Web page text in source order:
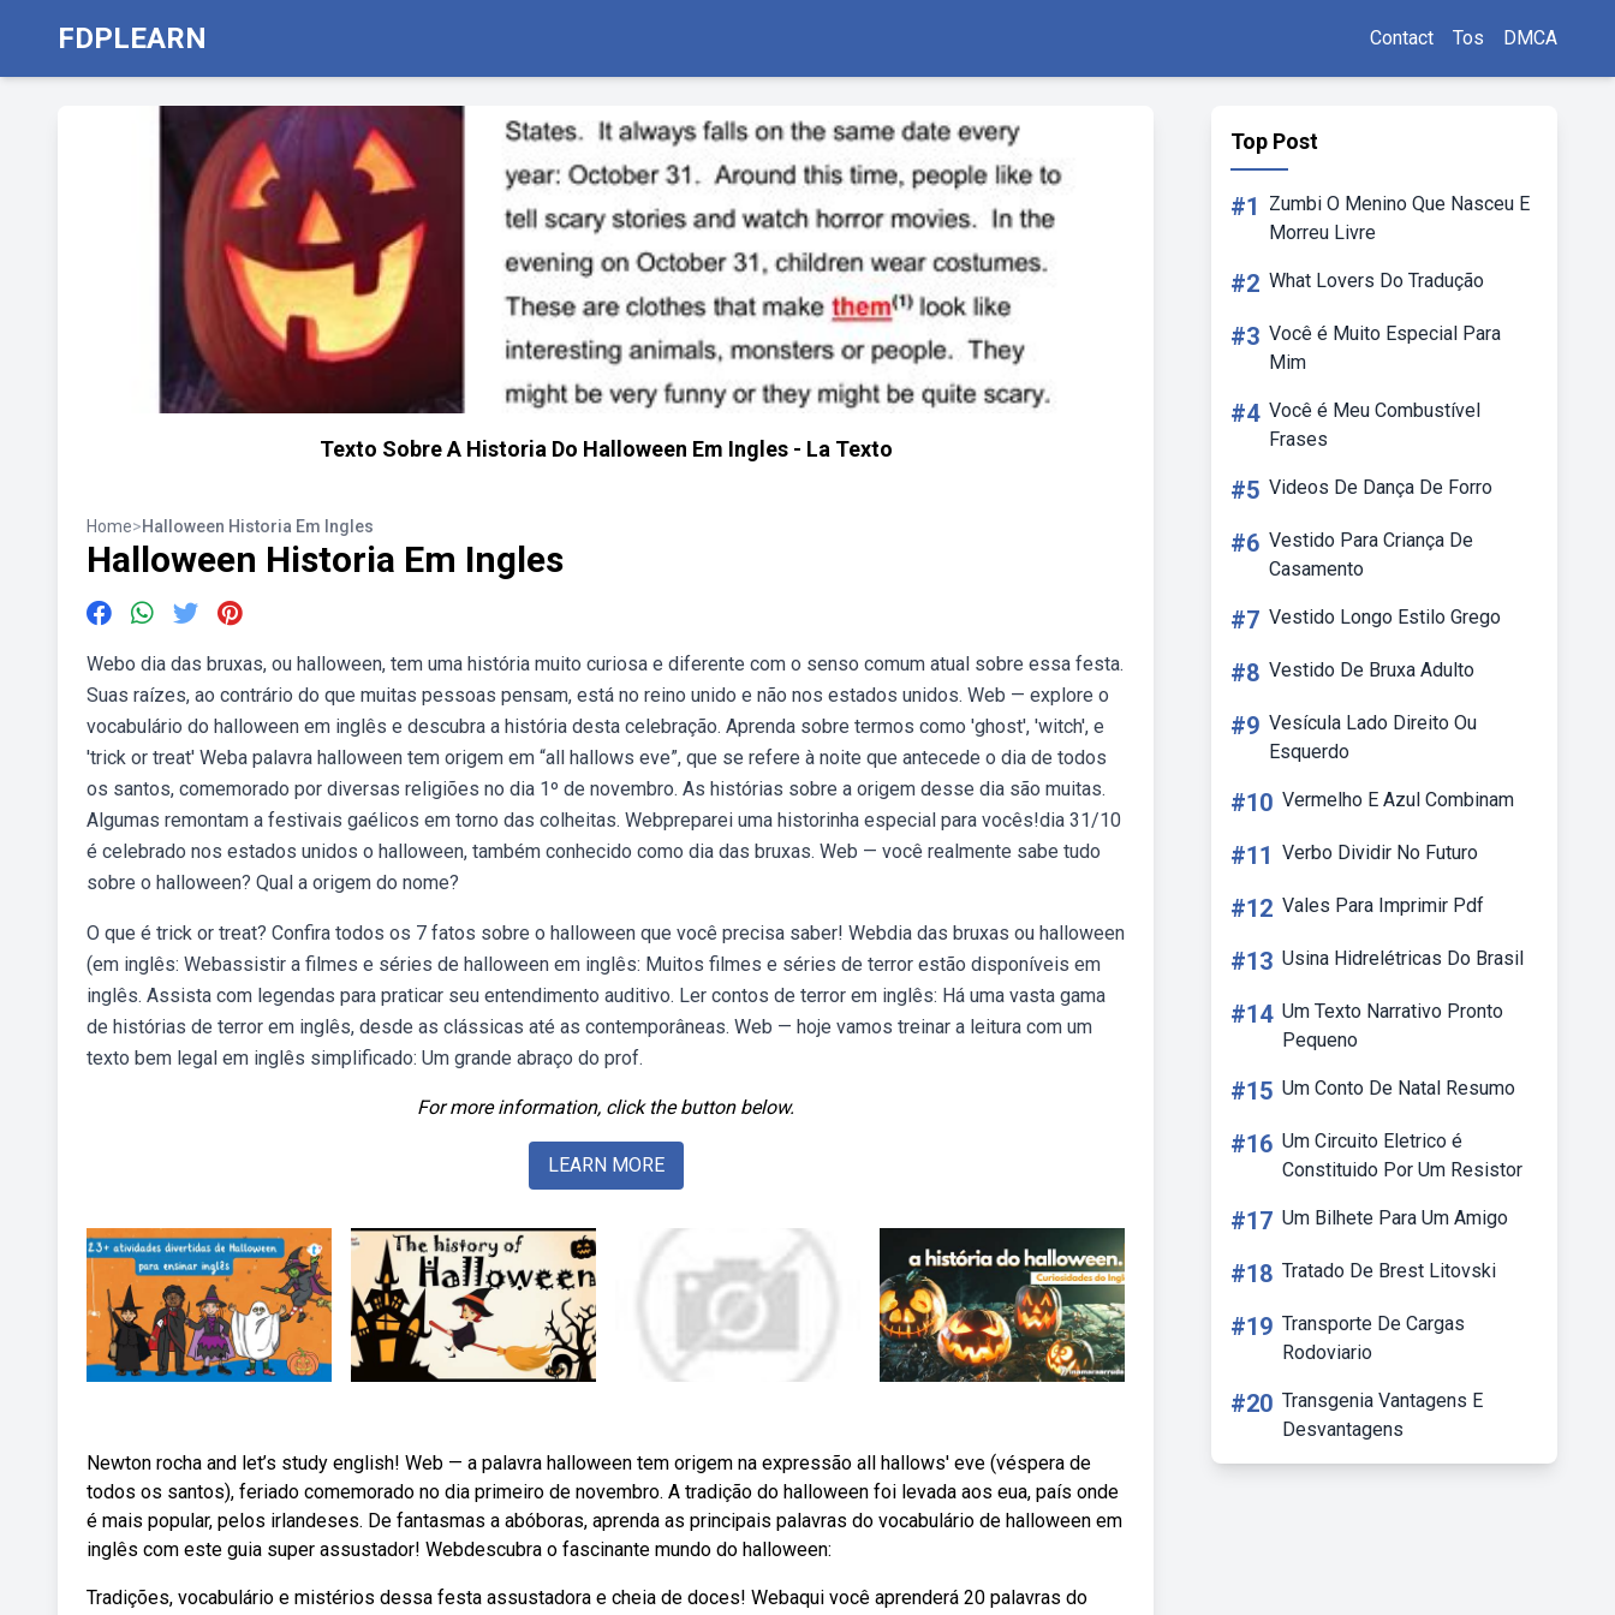
FDPLEARN Contact Tos DMCA
Texto Sobre A Historia Do Halloween Em Ingles - La Texto
Home>Halloween Historia Em Ingles
Halloween Historia Em Ingles
Webo dia das bruxas, ou halloween, tem uma história muito curiosa e diferente com o senso comum atual sobre essa festa.
Suas raízes, ao contrário do que muitas pessoas pensam, está no reino unido e não nos estados unidos. Web — explore o
vocabulário do halloween em inglês e descubra a história desta celebração. Aprenda sobre termos como 'ghost', 'witch', e
'trick or treat' Weba palavra halloween tem origem em “all hallows eve”, que se refere à noite que antecede o dia de todos
os santos, comemorado por diversas religiões no dia 1º de novembro. As histórias sobre a origem desse dia são muitas.
Algumas remontam a festivais gaélicos em torno das colheitas. Webpreparei uma historinha especial para vocês!dia 31/10
é celebrado nos estados unidos o halloween, também conhecido como dia das bruxas. Web — você realmente sabe tudo
sobre o halloween? Qual a origem do nome?
O que é trick or treat? Confira todos os 7 fatos sobre o halloween que você precisa saber! Webdia das bruxas ou halloween
(em inglês: Webassistir a filmes e séries de halloween em inglês: Muitos filmes e séries de terror estão disponíveis em
inglês. Assista com legendas para praticar seu entendimento auditivo. Ler contos de terror em inglês: Há uma vasta gama
de histórias de terror em inglês, desde as clássicas até as contemporâneas. Web — hoje vamos treinar a leitura com um
texto bem legal em inglês simplificado: Um grande abraço do prof.
For more information, click the button below.
LEARN MORE
Newton rocha and let’s study english! Web — a palavra halloween tem origem na expressão all hallows' eve (véspera de
todos os santos), feriado comemorado no dia primeiro de novembro. A tradição do halloween foi levada aos eua, país onde
é mais popular, pelos irlandeses. De fantasmas a abóboras, aprenda as principais palavras do vocabulário de halloween em
inglês com este guia super assustador! Webdescubra o fascinante mundo do halloween:
Tradições, vocabulário e mistérios dessa festa assustadora e cheia de doces! Webaqui você aprenderá 20 palavras do
Top Post
#1
Zumbi O Menino Que Nasceu E
Morreu Livre
#2 What Lovers Do Tradução
#3 Você é Muito Especial Para
Mim
#4 Você é Meu Combustível
Frases
#5 Videos De Dança De Forro
#6 Vestido Para Criança De
Casamento
#7 Vestido Longo Estilo Grego
#8 Vestido De Bruxa Adulto
#9 Vesícula Lado Direito Ou
Esquerdo
#10 Vermelho E Azul Combinam
#11 Verbo Dividir No Futuro
#12 Vales Para Imprimir Pdf
#13 Usina Hidrelétricas Do Brasil
#14 Um Texto Narrativo Pronto
Pequeno
#15 Um Conto De Natal Resumo
#16 Um Circuito Eletrico é
Constituido Por Um Resistor
#17 Um Bilhete Para Um Amigo
#18 Tratado De Brest Litovski
#19 Transporte De Cargas
Rodoviario
#20 Transgenia Vantagens E
Desvantagens